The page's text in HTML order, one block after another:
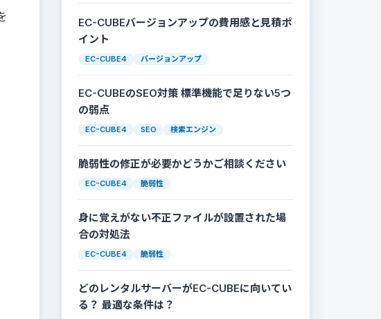
EC-CUBEバージョンアップの費用感と見積ポ
イント
EC-CUBE4 バージョンアップ
EC-CUBEのSEO対策 標準機能で足りない5つ
の弱点
EC-CUBE4 SEO 検索エンジン
脆弱性の修正が必要かどうかご相談ください
EC-CUBE4 脆弱性
身に覚えがない不正ファイルが設置された場
合の対処法
EC-CUBE4 脆弱性
どのレンタルサーバーがEC-CUBEに向いてい
る？ 最適な条件は？